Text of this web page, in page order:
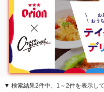
▼ 検索結果2件中、1～2件を表示して